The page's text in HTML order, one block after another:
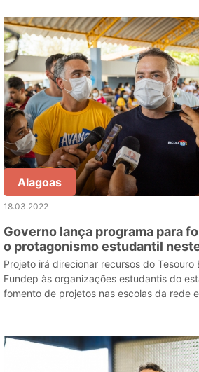
Alagoas
18.03.2022
Governo lança programa para
o protagonismo estudantil neste
(19)
Projeto irá direcionar recursos do Tesouro
Fundep às organizações estudantis do
fomento de projetos nas escolas da rede